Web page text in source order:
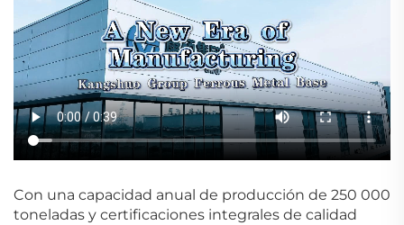
Con una capacidad anual de producción de 250 000
toneladas y certificaciones integrales de calidad